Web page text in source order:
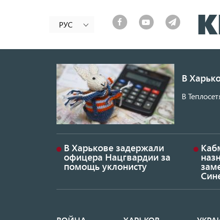
РУС
В
В
В Харькове задержали
офицера Нацгвардии за
помощь уклонисту